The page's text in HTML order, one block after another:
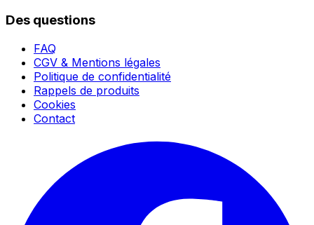
Des questions
FAQ
CGV & Mentions légales
Politique de confidentialité
Rappels de produits
Cookies
Contact